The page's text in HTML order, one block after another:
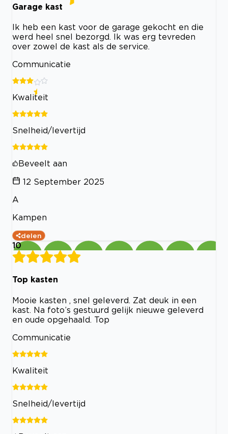
Garage kast
Ik heb een kast voor de garage gekocht en die
werd heel snel bezorgd. Ik was erg tevreden
over zowel de kast als de service.
Communicatie
Kwaliteit
Snelheid/levertijd
Beveelt aan
12 September 2025
A
Kampen
delen
10
Top kasten
Mooie kasten , snel geleverd. Zat deuk in een
kast. Na foto’s gestuurd gelijk nieuwe geleverd
en oude opgehaald. Top
Communicatie
Kwaliteit
Snelheid/levertijd